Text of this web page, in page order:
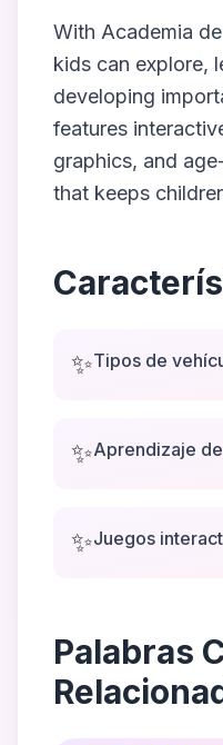
With Academia
kids can explore,
developing
features
graphics, and
that keeps
✨Tipos de
✨Aprendizaje
✨Juegos
Palabras